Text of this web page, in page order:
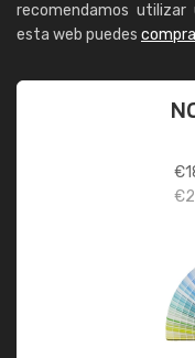
recomendamos
esta web puedes
€
€